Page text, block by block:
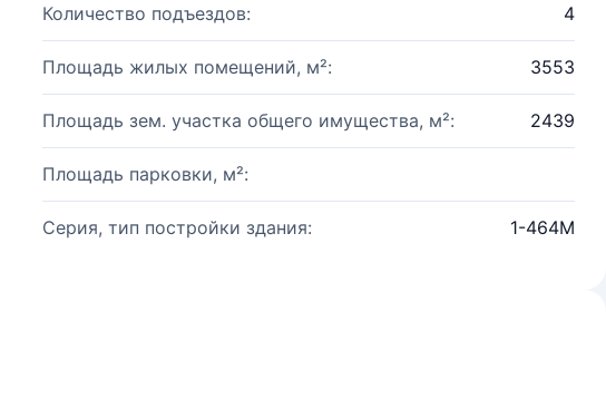
Количество подъездов: 4
Площадь жилых помещений, м²: 3553
Площадь зем. участка общего имущества, м²: 2439
Площадь парковки, м²:
Серия, тип постройки здания: 1-464М